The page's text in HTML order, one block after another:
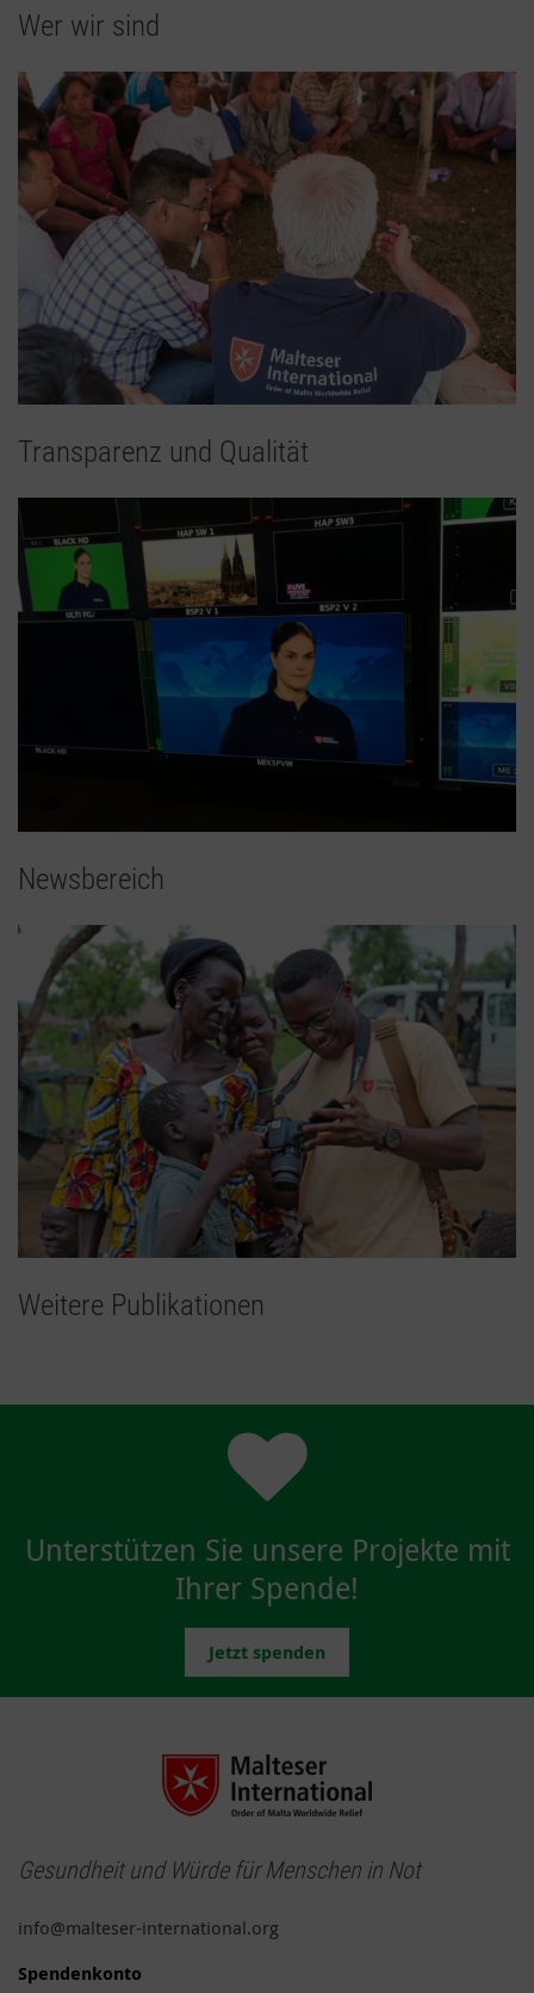
Wer wir sind
Transparenz und Qualität
Newsbereich
Weitere Publikationen
Unterstützen Sie unsere Projekte mit
Ihrer Spende!
Jetzt spenden
Gesundheit und Würde für Menschen in Not
info@malteser-international.org
Spendenkonto